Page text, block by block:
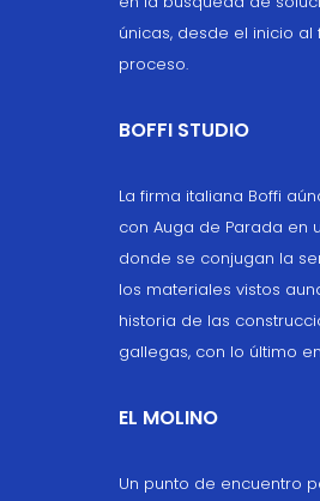
únicas, desde el inicio al
proceso.
BOFFI STUDIO
La firma italiana Boffi
con Auga de Parada en
donde se conjugan la
los materiales vistos
historia de las
gallegas, con lo último
EL MOLINO
Un punto de encuentro